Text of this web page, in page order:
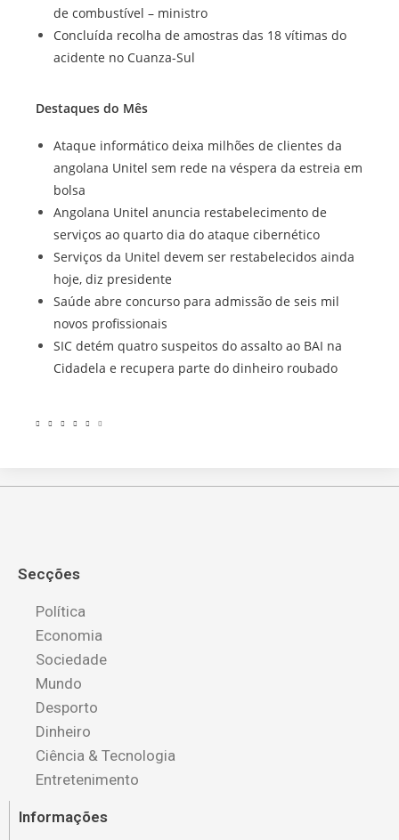
de combustível – ministro
Concluída recolha de amostras das 18 vítimas do
acidente no Cuanza-Sul
Destaques do Mês
Ataque informático deixa milhões de clientes da
angolana Unitel sem rede na véspera da estreia em
bolsa
Angolana Unitel anuncia restabelecimento de
serviços ao quarto dia do ataque cibernético
Serviços da Unitel devem ser restabelecidos ainda
hoje, diz presidente
Saúde abre concurso para admissão de seis mil
novos profissionais
SIC detém quatro suspeitos do assalto ao BAI na
Cidadela e recupera parte do dinheiro roubado
Secções
Política
Economia
Sociedade
Mundo
Desporto
Dinheiro
Ciência & Tecnologia
Entretenimento
Informações